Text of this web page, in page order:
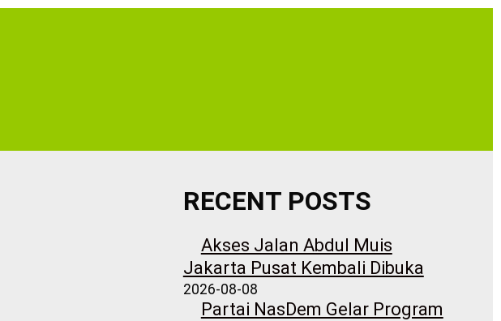
RECENT POSTS
Akses Jalan Abdul Muis
Jakarta Pusat Kembali Dibuka
2026-08-08
Partai NasDem Gelar Program